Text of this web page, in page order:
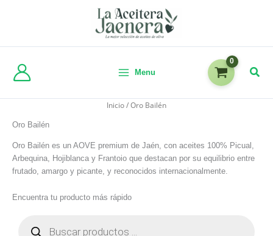
Menu
Inicio/ Oro Bailén
Oro Bailén
Oro Bailén es un AOVE premium de Jaén, con aceites 100% Picual,
Arbequina, Hojiblanca y Frantoio que destacan por su equilibrio entre
frutado, amargo y picante, y reconocidos internacionalmente.
Encuentra tu producto más rápido